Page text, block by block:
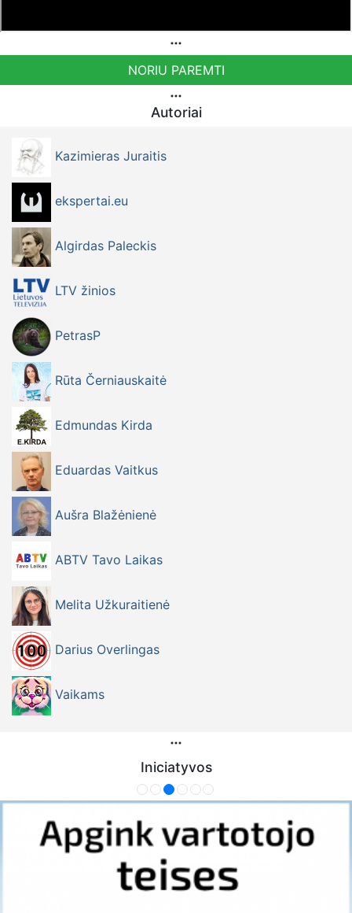
NORIU PAREMTI
Autoriai
Kazimieras Juraitis
ekspertai.eu
Algirdas Paleckis
LTV žinios
PetrasP
Rūta Černiauskaitė
Edmundas Kirda
Eduardas Vaitkus
Aušra Blažėnienė
ABTV Tavo Laikas
Melita Užkuraitienė
Darius Overlingas
Vaikams
Iniciatyvos